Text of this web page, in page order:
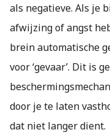
als negatieve. Als je
afwijzing of angst
brein automatische
voor ‘gevaar’. Dit is
door je te laten
dat niet langer dient.